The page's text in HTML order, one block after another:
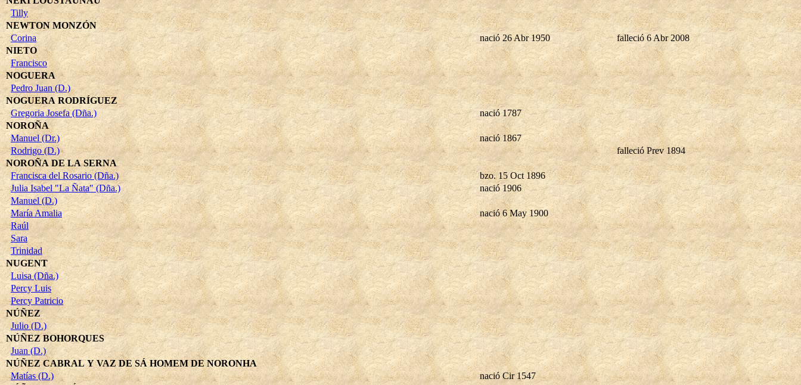
Tilly
NEWTON MONZÓN
Corina
nació 26 Abr 1950
falleció 6 Abr 2008
NIETO
Francisco
NOGUERA
Pedro Juan (D.)
NOGUERA RODRÍGUEZ
Gregoria Josefa (Dña.)
nació 1787
NOROÑA
Manuel (Dr.)
nació 1867
Rodrigo (D.)
falleció Prev 1894
NOROÑA DE LA SERNA
Francisca del Rosario (Dña.)
bzo. 15 Oct 1896
Julia Isabel "La Ñata" (Dña.)
nació 1906
Manuel (D.)
María Amalia
nació 6 May 1900
Raúl
Sara
Trinidad
NUGENT
Luisa (Dña.)
Percy Luis
Percy Patricio
NÚÑEZ
Julio (D.)
NÚÑEZ BOHORQUES
Juan (D.)
NÚÑEZ CABRAL Y VAZ DE SÁ HOMEM DE NORONHA
Matías (D.)
nació Cir 1547